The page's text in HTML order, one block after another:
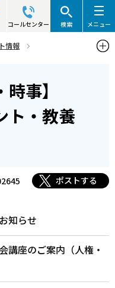
コールセンター 検索 メニュー
情報
・教養講座）
事】
・教養
ポストする
知らせ
講座のご案内（人権・